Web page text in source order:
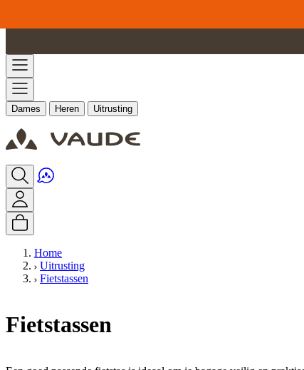
Dames Heren Uitrusting
Home
Uitrusting
Fietstassen
Fietstassen